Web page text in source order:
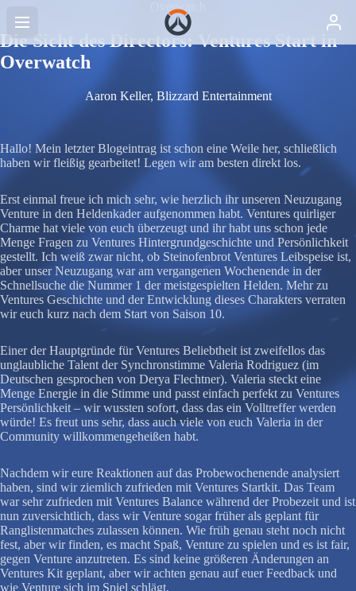
Overwatch
Die Sicht des Directors: Ventures Start in
Overwatch
Aaron Keller, Blizzard Entertainment
Hallo! Mein letzter Blogeintrag ist schon eine Weile her, schließlich
haben wir fleißig gearbeitet! Legen wir am besten direkt los.
Erst einmal freue ich mich sehr, wie herzlich ihr unseren Neuzugang
Venture in den Heldenkader aufgenommen habt. Ventures quirliger
Charme hat viele von euch überzeugt und ihr habt uns schon jede
Menge Fragen zu Ventures Hintergrundgeschichte und Persönlichkeit
gestellt. Ich weiß zwar nicht, ob Steinofenbrot Ventures Leibspeise ist,
aber unser Neuzugang war am vergangenen Wochenende in der
Schnellsuche die Nummer 1 der meistgespielten Helden. Mehr zu
Ventures Geschichte und der Entwicklung dieses Charakters verraten
wir euch kurz nach dem Start von Saison 10.
Einer der Hauptgründe für Ventures Beliebtheit ist zweifellos das
unglaubliche Talent der Synchronstimme Valeria Rodriguez (im
Deutschen gesprochen von Derya Flechtner). Valeria steckt eine
Menge Energie in die Stimme und passt einfach perfekt zu Ventures
Persönlichkeit – wir wussten sofort, dass das ein Volltreffer werden
würde! Es freut uns sehr, dass auch viele von euch Valeria in der
Community willkommengeheißen habt.
Nachdem wir eure Reaktionen auf das Probewochenende analysiert
haben, sind wir ziemlich zufrieden mit Ventures Startkit. Das Team
war sehr zufrieden mit Ventures Balance während der Probezeit und ist
nun zuversichtlich, dass wir Venture sogar früher als geplant für
Ranglistenmatches zulassen können. Wie früh genau steht noch nicht
fest, aber wir finden, es macht Spaß, Venture zu spielen und es ist fair,
gegen Venture anzutreten. Es sind keine größeren Änderungen an
Ventures Kit geplant, aber wir achten genau auf euer Feedback und
wie Venture sich im Spiel schlägt.